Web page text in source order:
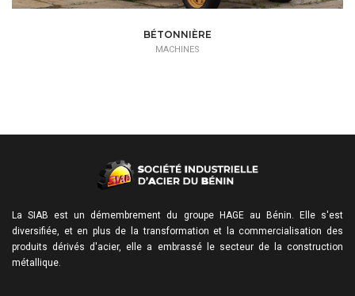
BÉTONNIÈRE
MACHINES
La SIAB est un démembrement du groupe HAGE au Bénin. Elle s'est
diversifiée, et en plus de la transformation et la commercialisation des
produits dérivés d'acier, elle a embrassé le secteur de la construction
métallique.